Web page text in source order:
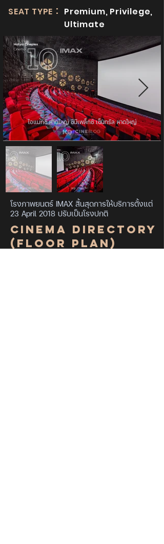
SEAT TYPE : Premium, Privilege,
Ultimate
ไอแมกซ์ หาดใหญ่ ซีนีเพล็กซ์ เซ็นทรัล หาดใหญ่
โรงภาพยนตร์ IMAX สิ้นสุดการให้บริการตั้งแต่
23 April 2018 ปรับเป็นโรงปกติ
Cinema Directory
(Floor Plan)